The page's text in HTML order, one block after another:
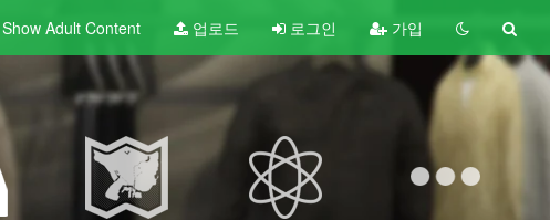
Show Adult Content 업로드 로그인 가입